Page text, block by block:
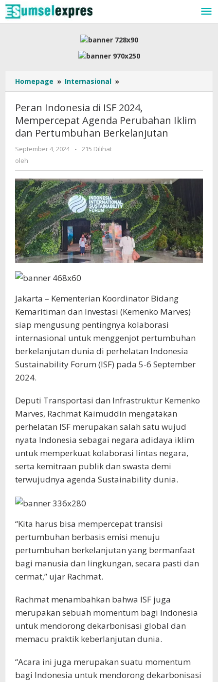
Lewati
ke
konten
Homepage » Internasional »
Indonesia
ISF
2024,
Mempercepat
Agenda
dan
Pertumbuhan
Berkelanjutan
Peran Indonesia di ISF 2024,
Mempercepat Agenda Perubahan Iklim
dan Pertumbuhan Berkelanjutan
September 4, 2024 oleh
-
215 Dilihat
oleh
Jakarta – Kementerian Koordinator Bidang
Kemaritiman dan Investasi (Kemenko Marves)
siap mengusung pentingnya kolaborasi
internasional untuk menggenjot pertumbuhan
berkelanjutan dunia di perhelatan Indonesia
Sustainability Forum (ISF) pada 5-6 September
2024.
Deputi Transportasi dan Infrastruktur Kemenko
Marves, Rachmat Kaimuddin mengatakan
perhelatan ISF merupakan salah satu wujud
nyata Indonesia sebagai negara adidaya iklim
untuk memperkuat kolaborasi lintas negara,
serta kemitraan publik dan swasta demi
terwujudnya agenda Sustainability dunia.
“Kita harus bisa mempercepat transisi
pertumbuhan berbasis emisi menuju
pertumbuhan berkelanjutan yang bermanfaat
bagi manusia dan lingkungan, secara pasti dan
cermat,” ujar Rachmat.
Rachmat menambahkan bahwa ISF juga
merupakan sebuah momentum bagi Indonesia
untuk mendorong dekarbonisasi global dan
memacu praktik keberlanjutan dunia.
“Acara ini juga merupakan suatu momentum
bagi Indonesia untuk mendorong dekarbonisasi